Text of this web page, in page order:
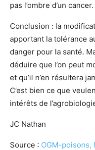
pas l’ombre d’un cancer.
Conclusion : la
apportant la tolérance
danger pour la santé.
déduire que l’on peut
et qu’il n’en résultera
C’est bien ce que
intérêts de
JC Nathan
Source : OGM-poisons,